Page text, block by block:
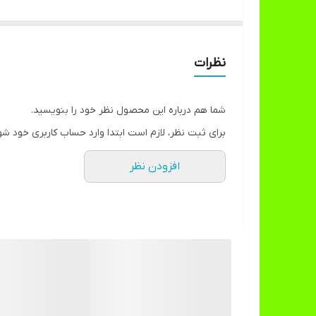
نظرات
شما هم درباره این محصول نظر خود را بنویسید.
برای ثبت نظر، لازم است ابتدا وارد حساب کاربری خود
افزودن نظر